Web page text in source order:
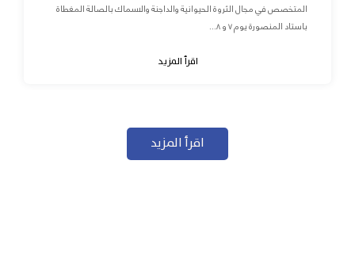
المتخصص في مجال الثروة الحيوانية والداجنة والاسماك بالصالة المغطاة
باستاد المنصورة يوم ٧ و ٨...
اقرأ المزيد
اقرأ المزيد